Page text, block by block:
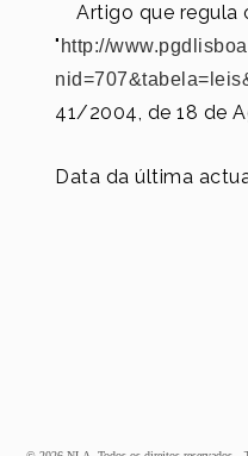
Artigo que regula
" http://
41/2004, de 18 de
Data da última